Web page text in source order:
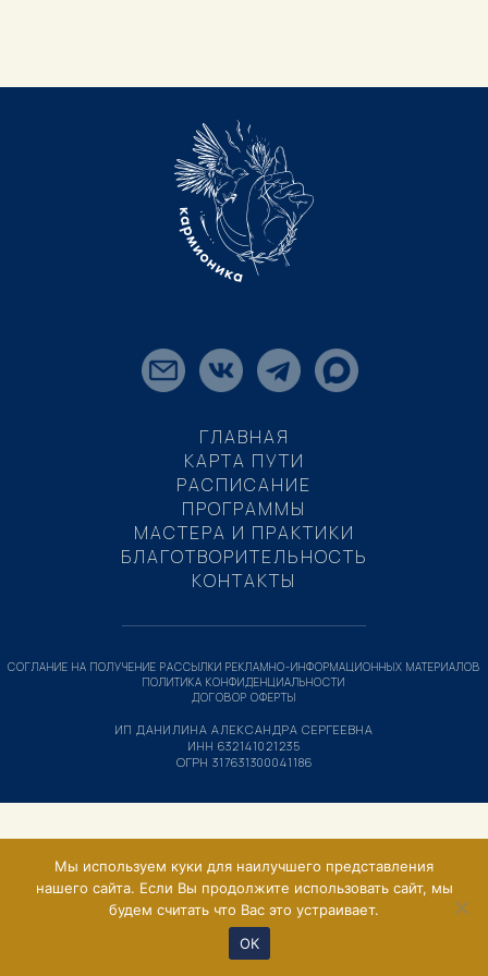
ГЛАВНАЯ
КАРТА ПУТИ
РАСПИСАНИЕ
ПРОГРАММЫ
МАСТЕРА И ПРАКТИКИ
БЛАГОТВОРИТЕЛЬНОСТЬ
КОНТАКТЫ
ИП ДАНИЛИНА АЛЕКСАНДРА СЕРГЕЕВНА
ИНН 632141021235
ОГРН 317631300041186
СОГЛАНИЕ НА ПОЛУЧЕНИЕ РАССЫЛКИ РЕКЛАМНО-ИНФОРМАЦИОННЫХ МАТЕРИАЛОВ
ПОЛИТИКА КОНФИДЕНЦИАЛЬНОСТИ
ДОГОВОР ОФЕРТЫ
Мы используем куки для наилучшего представления
нашего сайта. Если Вы продолжите использовать сайт, мы
будем считать что Вас это устраивает.
ОК